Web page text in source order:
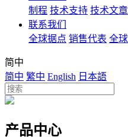
制程 技术支持 技术文章
联系我们
全球据点 销售代表 全
简中
简中 繁中 English 日本語
产品中心